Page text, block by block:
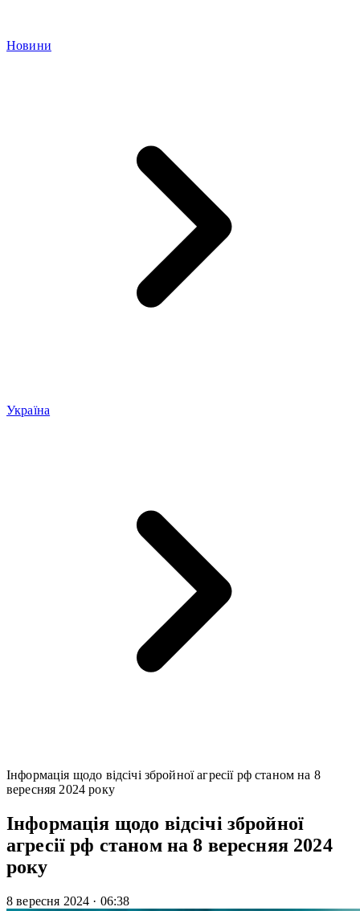
Новини
Україна
Інформація щодо відсічі збройної агресії рф станом на 8
вересняя 2024 року
Інформація щодо відсічі збройної
агресії рф станом на 8 вересняя 2024
року
8 вересня 2024 · 06:38